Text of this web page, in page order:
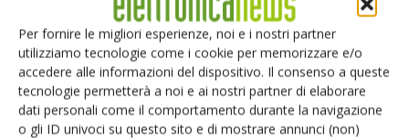
Per fornire le migliori esperienze, noi e i nostri partner
utilizziamo tecnologie come i cookie per memorizzare e/o
accedere alle informazioni del dispositivo. Il consenso a queste
tecnologie permetterà a noi e ai nostri partner di elaborare
dati personali come il comportamento durante la navigazione
o gli ID univoci su questo sito e di mostrare annunci (non)
sovracorrente come ad esempio un guasto, il dispositivo commuta in uno
stato di alta resistenza, che aiuta a proteggere l'apparecchiatura attraverso la
riduzione di corrente mantenendola a un livello permanente basso. Il
dispositivo resta in posizione “aperta” finché il guasto non viene rimosso.
Eliminato il guasto e dando potenza al circuito questo riprenderà a